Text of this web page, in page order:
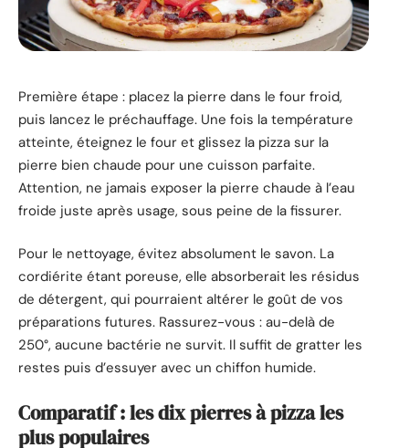
Première étape : placez la pierre dans le four froid,
puis lancez le préchauffage. Une fois la température
atteinte, éteignez le four et glissez la pizza sur la
pierre bien chaude pour une cuisson parfaite.
Attention, ne jamais exposer la pierre chaude à l’eau
froide juste après usage, sous peine de la fissurer.
Pour le nettoyage, évitez absolument le savon. La
cordiérite étant poreuse, elle absorberait les résidus
de détergent, qui pourraient altérer le goût de vos
préparations futures. Rassurez-vous : au-delà de
250°, aucune bactérie ne survit. Il suffit de gratter les
restes puis d’essuyer avec un chiffon humide.
Comparatif : les dix pierres à pizza les
plus populaires